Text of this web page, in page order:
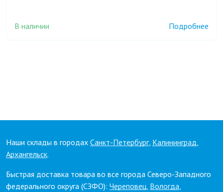
В наличии Подробнее
Наши склады в городах Санкт-Петербург, Калининград,
Архангельск.
Быстрая доставка товара во все города Северо-Западного
федерального округа (СЗФО): Череповец, Вологда,